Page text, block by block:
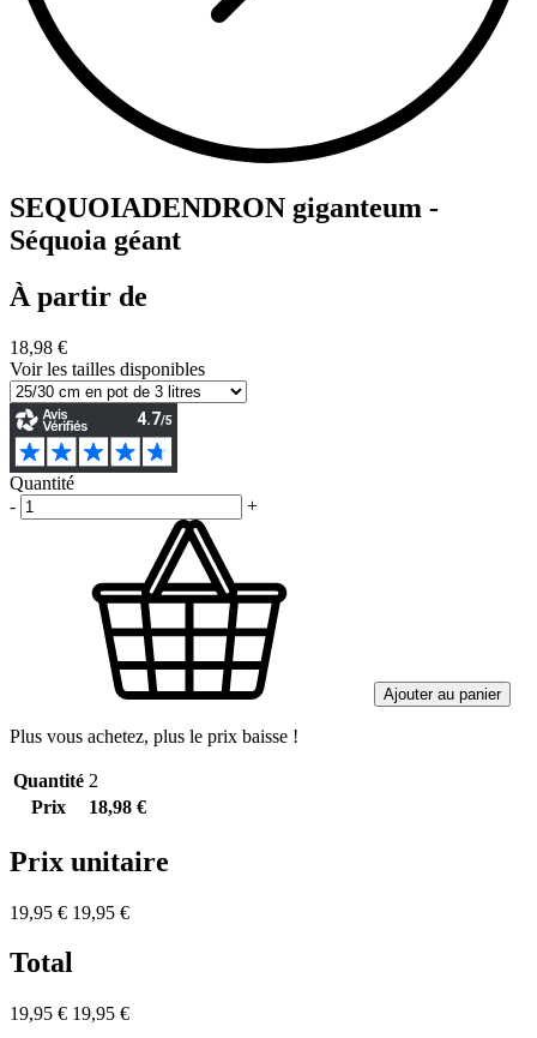
SEQUOIADENDRON giganteum -
Séquoia géant
À partir de
18,98 €
Voir les tailles disponibles
Quantité
-
+
Ajouter au panier
Plus vous achetez, plus le prix baisse !
Quantité 2
Prix
18,98 €
Prix unitaire
19,95 € 19,95 €
Total
19,95 € 19,95 €